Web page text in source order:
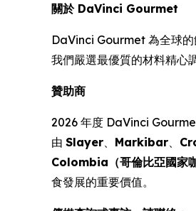
關於 DaVinci Gourmet
DaVinci Gourmet 為全球的
我們嚴選最優質的材料精心
贊助商
2026 年度 DaVinci
由 Slayer、 Markibar、
Colombia（哥倫比亞國家
食發展的重要價值。